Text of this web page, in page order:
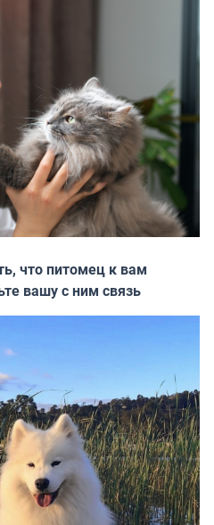
что питомец к вам
вашу с ним связь